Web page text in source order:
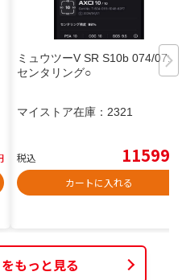
ミュウツーV SR S10b 074/071
センタリング○
マイストア在庫： 2321
税込 11599
カートに入れる
もっと見る